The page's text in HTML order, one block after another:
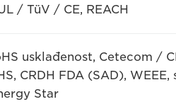
/ TüV / CE, REACH
usklađenost, Cetecom /
CRDH FDA (SAD),
Star